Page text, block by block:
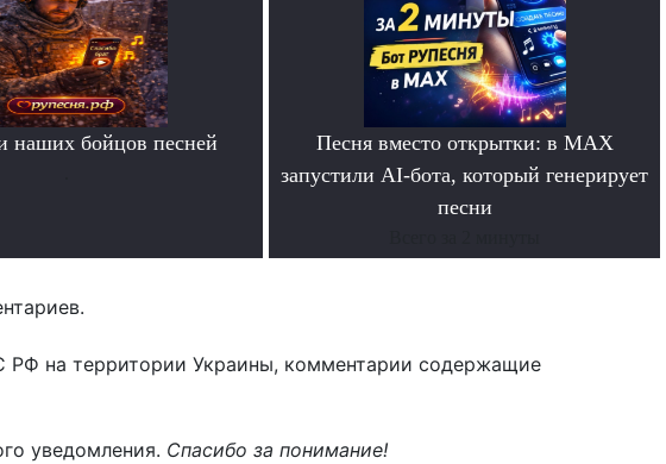
наших бойцов песней
Песня вместо открытки: в MAX
запустили AI-бота, который генерирует
песни
РФ на территории Украины, комментарии содержащие
уведомления. Спасибо за понимание!